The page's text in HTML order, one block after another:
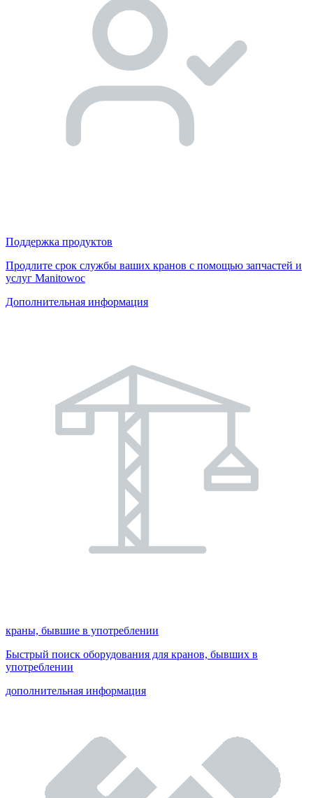
Поддержка продуктов
Продлите срок службы ваших кранов с помощью запчастей и
услуг Manitowoc
Дополнительная информация
краны, бывшие в употреблении
Быстрый поиск оборудования для кранов, бывших в
употреблении
дополнительная информация